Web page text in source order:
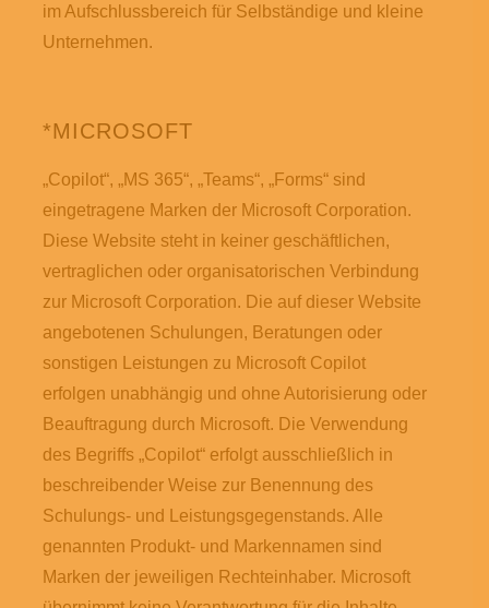
im Aufschlussbereich für Selbständige und kleine
Unternehmen.
*MICROSOFT
„Copilot“, „MS 365“, „Teams“, „Forms“ sind
eingetragene Marken der Microsoft Corporation.
Diese Website steht in keiner geschäftlichen,
vertraglichen oder organisatorischen Verbindung
zur Microsoft Corporation. Die auf dieser Website
angebotenen Schulungen, Beratungen oder
sonstigen Leistungen zu Microsoft Copilot
erfolgen unabhängig und ohne Autorisierung oder
Beauftragung durch Microsoft. Die Verwendung
des Begriffs „Copilot“ erfolgt ausschließlich in
beschreibender Weise zur Benennung des
Schulungs- und Leistungsgegenstands. Alle
genannten Produkt- und Markennamen sind
Marken der jeweiligen Rechteinhaber. Microsoft